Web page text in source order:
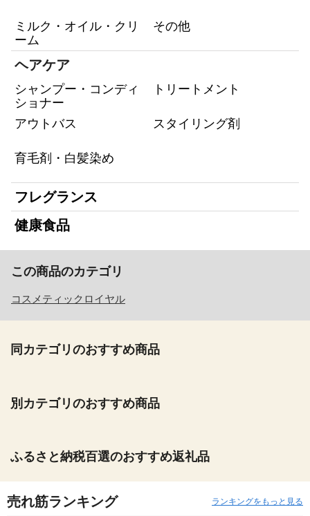
ミルク・オイル・クリ
ーム
その他
ヘアケア
シャンプー・コンディ
ショナー
トリートメント
アウトバス スタイリング剤
育毛剤・白髪染め
フレグランス
健康食品
この商品のカテゴリ
コスメティックロイヤル
同カテゴリのおすすめ商品
別カテゴリのおすすめ商品
ふるさと納税百選のおすすめ返礼品
売れ筋ランキング ランキングをもっと見る